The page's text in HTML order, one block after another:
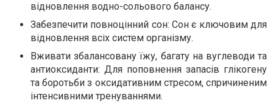
відновлення водно-сольового балансу.
Забезпечити повноцінний сон: Сон є ключовим для
відновлення всіх систем організму.
Вживати збалансовану їжу, багату на вуглеводи та
антиоксиданти: Для поповнення запасів глікогену
та боротьби з оксидативним стресом, спричиненим
інтенсивними тренуваннями.